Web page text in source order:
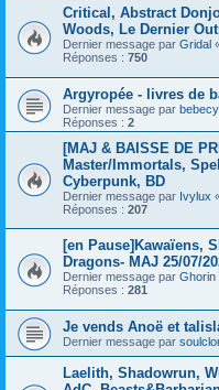
Critical, Abstract
Woods, Le Dernier
Dernier message par Gridal
Réponses : 750
Argyropée - livres de
Dernier message par
Réponses : 2
[MAJ & BAISSE DE
Master/Immortals,
Cyberpunk, BD
Dernier message par Ivylux
Réponses : 207
[en Pause]Kawaïens,
Dragons- MAJ 25/07/
Dernier message par Ghorin
Réponses : 281
Je vends Anoë et
Dernier message par
Laelith, Shadowrun,